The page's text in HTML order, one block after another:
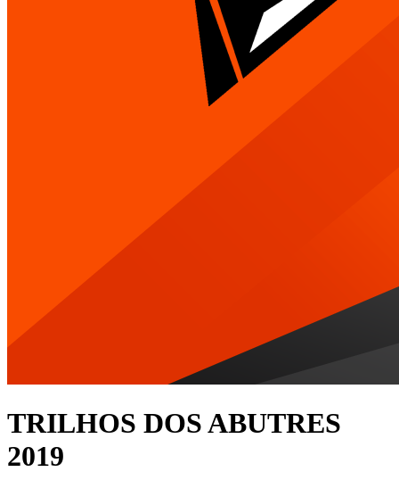
TRILHOS DOS ABUTRES
2019